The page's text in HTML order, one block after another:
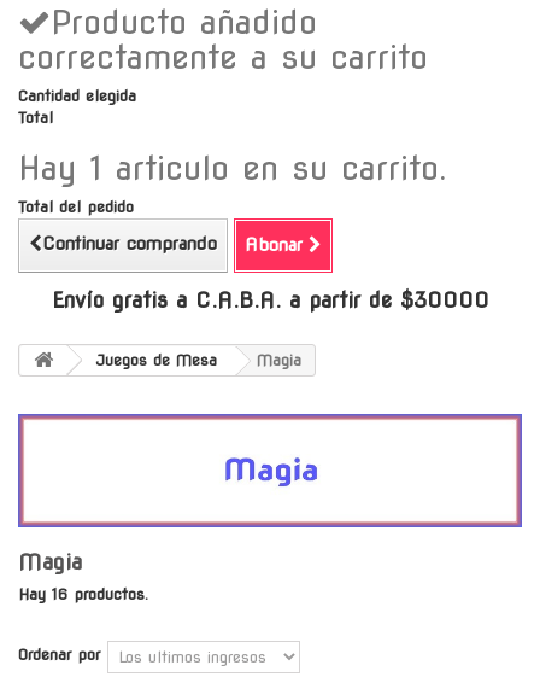
Envío gratis a C.A.B.A. a
partir de $30000
Producto añadido
correctamente a su carrito
Cantidad elegida
Total
Hay 1 articulo en su carrito.
Total del pedido
Continuar comprando Abonar
Envío gratis a C.A.B.A. a partir de $30000
Juegos de Mesa Magia
Magia
Hay 16 productos.
Ordenar por